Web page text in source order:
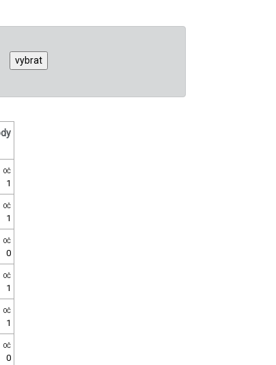
OČ
1
OČ
1
OČ
0
OČ
1
OČ
1
OČ
0